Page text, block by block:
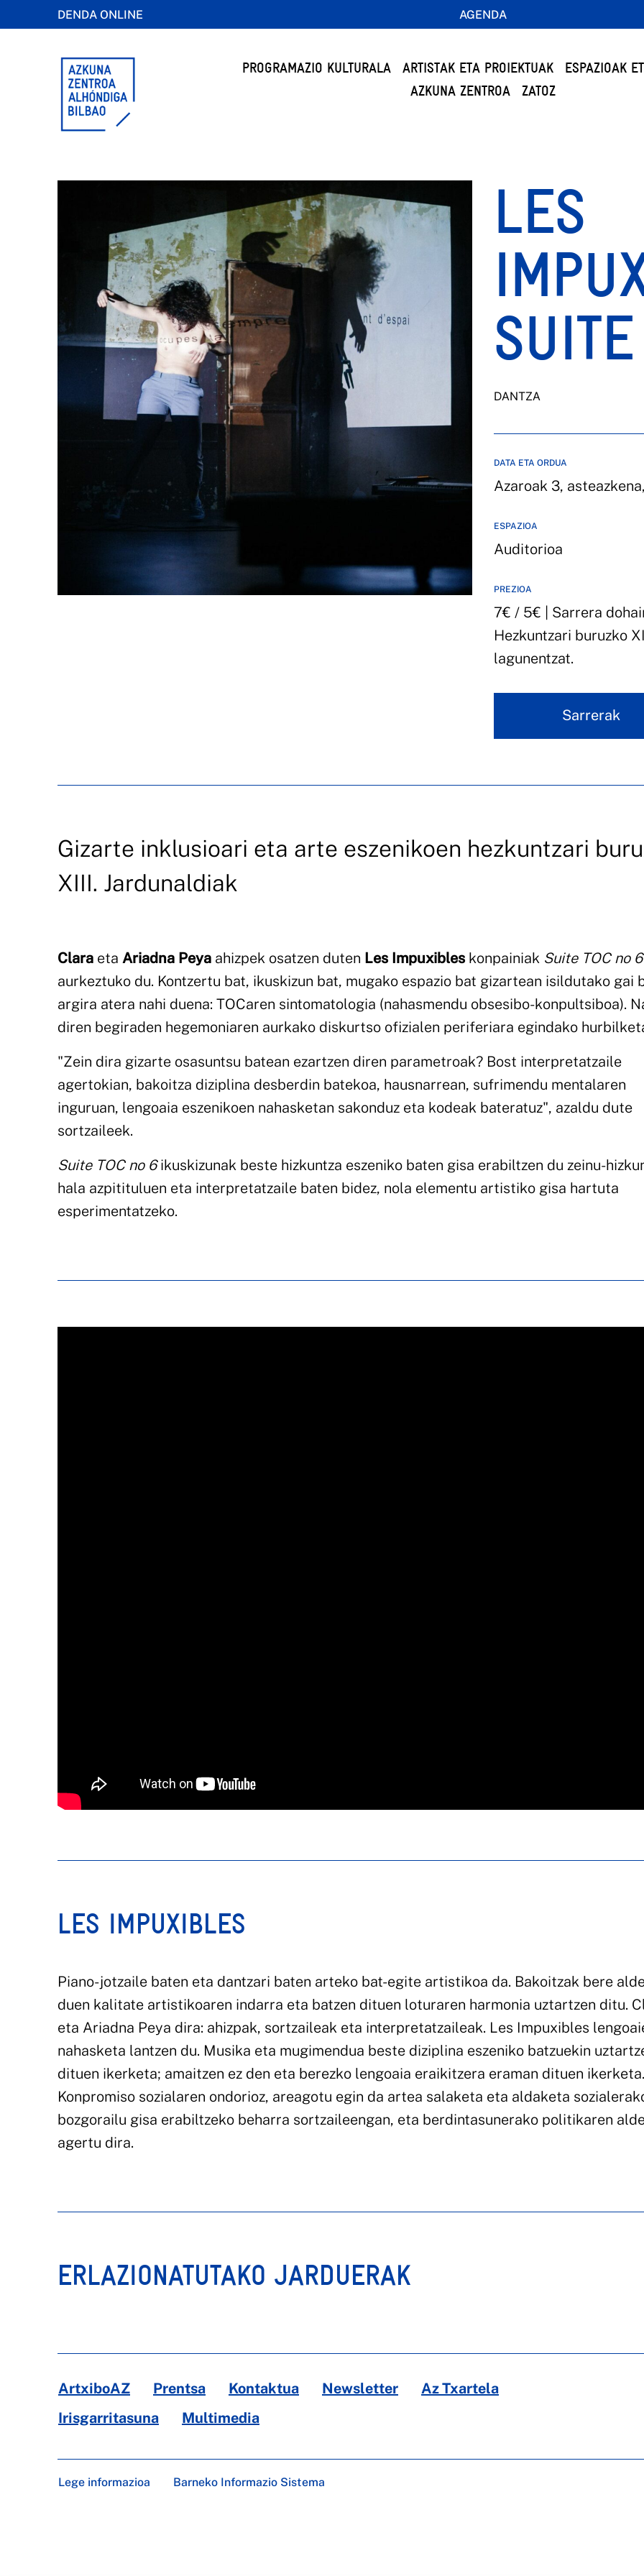
DENDA ONLINE AGENDA
PROGRAMAZIO KULTURALA ARTISTAK ETA PROIEKTUAK
ESPAZIOAK
AZKUNA ZENTROA
ZATOZ
LES
DANTZA
DATA ETA ORDUA
Azaroak 3,
ESPAZIOA
Auditorioa
PREZIOA
7€ / 5€ | Sarrera
Hezkuntzari buruzko
lagunentzat.
Sarrerak
Gizarte inklusioari eta arte eszenikoen hezkuntzari
XIII. Jardunaldiak
Clara eta Ariadna Peya ahizpek osatzen duten Les Impuxibles konpainiak Suite TOC no 6
aurkeztuko du. Kontzertu bat, ikuskizun bat, mugako espazio bat gizartean isildutako gai
argira atera nahi duena: TOCaren sintomatologia (nahasmendu obsesibo-konpultsiboa).
diren begiraden hegemoniaren aurkako diskurtso ofizialen periferiara egindako
"Zein dira gizarte osasuntsu batean ezartzen diren parametroak? Bost interpretatzaile
agertokian, bakoitza diziplina desberdin batekoa, hausnarrean, sufrimendu mentalaren
inguruan, lengoaia eszenikoen nahasketan sakonduz eta kodeak bateratuz", azaldu dute
sortzaileek.
Suite TOC no 6ikuskizunak beste hizkuntza eszeniko baten gisa erabiltzen du zeinu-
hala azpitituluen eta interpretatzaile baten bidez, nola elementu artistiko gisa hartuta
esperimentatzeko.
LES IMPUXIBLES
Piano- jotzaile baten eta dantzari baten arteko bat-egite artistikoa da. Bakoitzak bere
duen kalitate artistikoaren indarra eta batzen dituen loturaren harmonia uztartzen ditu.
eta Ariadna Peya dira: ahizpak, sortzaileak eta interpretatzaileak. Les Impuxibles
nahasketa lantzen du. Musika eta mugimendua beste diziplina eszeniko batzuekin
dituen ikerketa; amaitzen ez den eta berezko lengoaia eraikitzera eraman dituen ikerketa.
Konpromiso sozialaren ondorioz, areagotu egin da artea salaketa eta aldaketa
bozgorailu gisa erabiltzeko beharra sortzaileengan, eta berdintasunerako politikaren
agertu dira.
ERLAZIONATUTAKO JARDUERAK
ArtxiboAZ Prentsa Kontaktua Newsletter
Az Txartela
Irisgarritasuna
Multimedia
Lege informazioa Barneko Informazio Sistema